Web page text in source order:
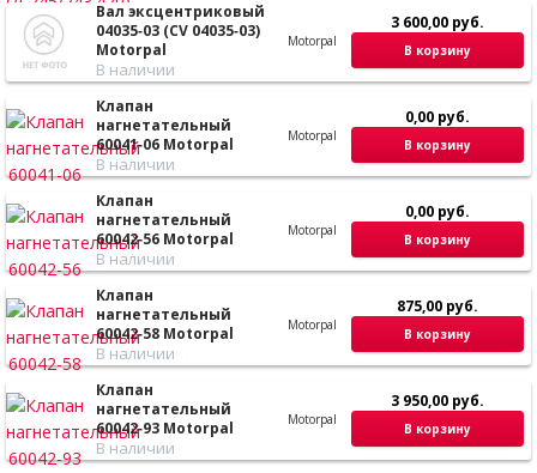
Вал эксцентриковый
04035‑03 (CV 04035‑03)
Motorpal
В наличии
Motorpal
3 600,00 руб.
В корзину
Клапан
нагнетательный
60041‑06 Motorpal
В наличии
Motorpal
0,00 руб.
В корзину
Клапан
нагнетательный
60042‑56 Motorpal
В наличии
Motorpal
0,00 руб.
В корзину
Клапан
нагнетательный
60042‑58 Motorpal
В наличии
Motorpal
875,00 руб.
В корзину
Клапан
нагнетательный
60042‑93 Motorpal
В наличии
Motorpal
3 950,00 руб.
В корзину